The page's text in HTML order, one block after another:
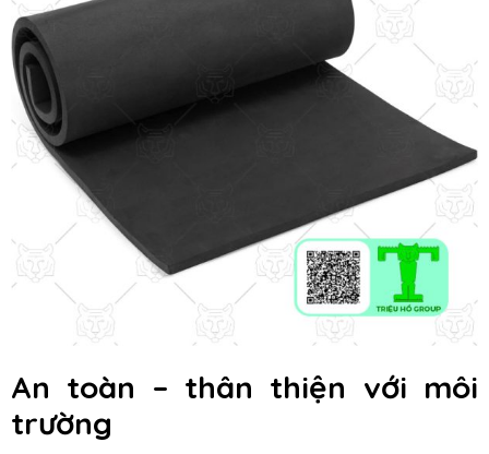
An toàn – thân thiện với môi
trường